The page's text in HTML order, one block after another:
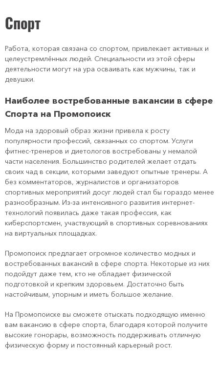
Спорт
Работа, которая связана со спортом, привлекает активных и
целеустремлённых людей. Специальности из этой сферы
деятельности могут на ура осваивать как мужчины, так и
девушки.
Наиболее востребованные вакансии в сфере
Спорта на Промопоиск
Мода на здоровый образ жизни привела к росту
популярности профессий, связанных со спортом. Услуги
фитнес-тренеров и диетологов востребованы у немалой
части населения. Большинство родителей желает отдать
своих чад в секции, которыми заведуют опытные тренеры. А
без комментаторов, журналистов и организаторов
спортивных мероприятий досуг людей стал бы гораздо менее
разнообразным. Из-за интенсивного развития интернет-
технологий появилась даже такая профессия, как
киберспортсмен, участвующий в спортивных соревнованиях
на виртуальных площадках.
Промопоиск предлагает огромное количество модных и
востребованных вакансий в сфере спорта. Некоторые из них
подойдут даже тем, кто не обладает физической
подготовкой и крепким здоровьем. Достаточно быть
настойчивым, упорным и иметь большое желание.
На Промопоиске вы сможете отыскать подходящую именно
вам вакансию в сфере спорта, благодаря которой получите
высокие гонорары, возможность поддерживать отличную
физическую форму и постоянный карьерный рост.